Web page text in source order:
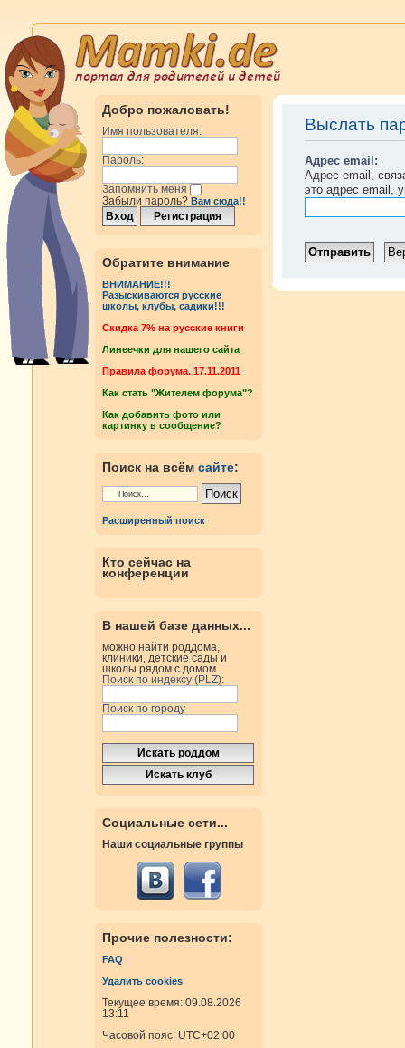
Добро пожаловать!
Имя пользователя:
Пароль:
Запомнить меня
Забыли пароль? Вам сюда!!
Обратите внимание
ВНИМАНИЕ!!!
Разыскиваются русские
школы, клубы, садики!!!
Cкидка 7% на русские книги
Линеечки для нашего сайта
Правила форума. 17.11.2011
Как стать "Жителем форума"?
Как добавить фото или
картинку в сообщение?
Поиск на всём сайте:
Расширенный поиск
Кто сейчас на
конференции
В нашей базе данных...
можно найти роддома,
клиники, детские сады и
школы рядом с домом
Поиск по индексу (PLZ):
Поиск по городу
Социальные сети...
Наши социальные группы
Прочие полезности:
FAQ
Удалить cookies
Текущее время: 09.08.2026
13:11
Часовой пояс: UTC+02:00
Выслать
Адрес email:
Адрес email,
это адрес email,